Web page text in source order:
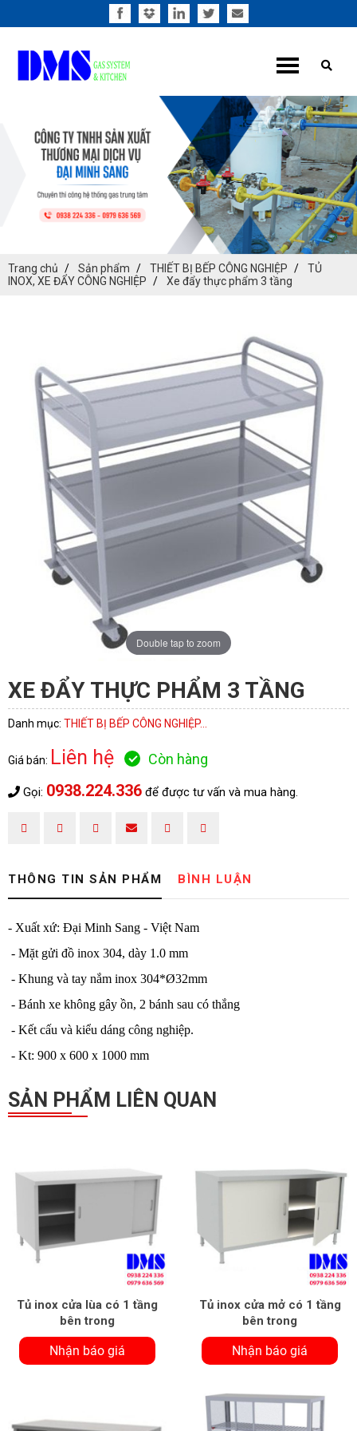
Trang chủ Sản phẩm THIẾT BỊ BẾP CÔNG NGHIỆP
TỦ
INOX, XE ĐẨY CÔNG NGHIỆP
Xe đẩy thực phẩm 3 tầng
Double tap to zoom
XE ĐẨY THỰC PHẨM 3 TẦNG
Danh mục: THIẾT BỊ BẾP CÔNG NGHIỆP...
Giá bán: Liên hệ Còn hàng
Gọi: 0938.224.336 để được tư vấn và mua hàng.
THÔNG TIN SẢN PHẨM BÌNH LUẬN
- Xuất xứ: Đại Minh Sang - Việt Nam
- Mặt gửi đồ inox 304, dày 1.0 mm
- Khung và tay nắm inox 304*Ø32mm
- Bánh xe không gây ồn, 2 bánh sau có thắng
- Kết cấu và kiểu dáng công nghiệp.
- Kt: 900 x 600 x 1000 mm
SẢN PHẨM LIÊN QUAN
Tủ inox cửa lùa có 1 tầng
bên trong
Nhận báo giá
Tủ inox cửa mở có 1 tầng
bên trong
Nhận báo giá
ĐĂNG KÝ TƯ VẤN
HOÀN THÀNH
0938.224.336